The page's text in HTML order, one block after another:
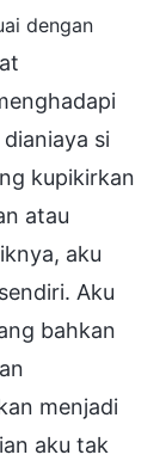
dengan
si
kupikirkan
atau
aku
Aku
bahkan
menjadi
aku tak